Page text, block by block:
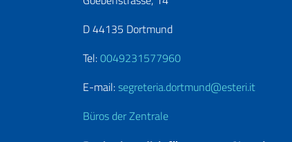
D 44135 Dortmund
Tel:0049231577960
E-mail:segreteria.dortmund@esteri.it
Büros der Zentrale